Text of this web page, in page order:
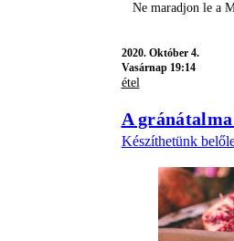
Ne maradjon le a
2020. Október 4.
Vasárnap 19:14
étel
A gránátalma
Készíthetünk